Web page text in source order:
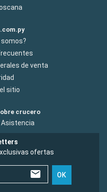
somos?
de venta
sitio
crucero
Asistencia
ofertas
OK